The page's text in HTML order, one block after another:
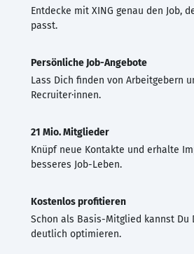
Entdecke mit XING genau den Job,
passt.
Persönliche Job-Angebote
Lass Dich finden von Arbeitgebern
Recruiter·innen.
21 Mio. Mitglieder
Knüpf neue Kontakte und erhalte
besseres Job-Leben.
Kostenlos profitieren
Schon als Basis-Mitglied kannst Du
deutlich optimieren.